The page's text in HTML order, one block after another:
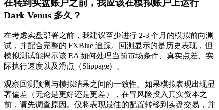
在转到实盘账户之前，我应该在模拟账户上运行
Dark Venus 多久？
在考虑实盘部署之前，我建议至少进行 2-3 个月的模拟前向测
试，并配合完整的 FXBlue 追踪。回测显示的是历史表现，但
模拟测试能揭示该 EA 如何处理当前市场条件、真实点差、实
际执行速度以及滑点（Slippage）。
观察回测预测与模拟结果之间的一致性。如果模拟表现出现显
著偏差（无论是更好还是更差），在冒风险投入真实资本之
前，请先调查原因。仅将表现最佳的配置转移到实盘交易，并